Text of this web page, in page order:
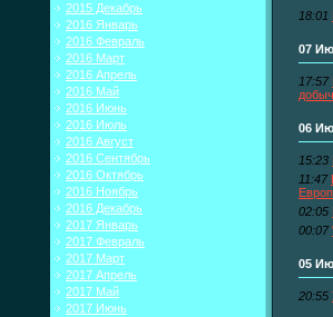
2015 Декабрь
2016 Январь
2016 Февраль
2016 Март
2016 Апрель
2016 Май
2016 Июнь
2016 Июль
2016 Август
2016 Сентябрь
2016 Октябрь
2016 Ноябрь
2016 Декабрь
2017 Январь
2017 Февраль
2017 Март
2017 Апрель
2017 Май
2017 Июнь
18:01
07
17:57
06
15:23
11:47
02:05
00:07
05
20:55